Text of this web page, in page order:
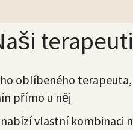
terapeuti
oblíbeného
přímo u něj
vlastní kombinaci